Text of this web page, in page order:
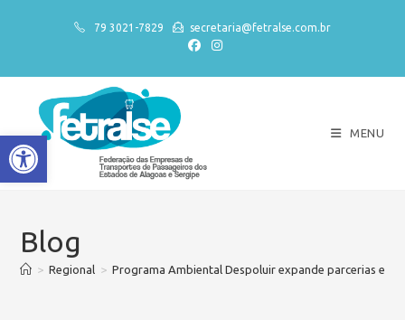
Abrir a barra de ferramentas
79 3021-7829 secretaria@fetralse.com.br
MENU
Blog
> Regional > Programa Ambiental Despoluir expande parcerias